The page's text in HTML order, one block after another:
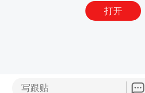
打开
写跟贴